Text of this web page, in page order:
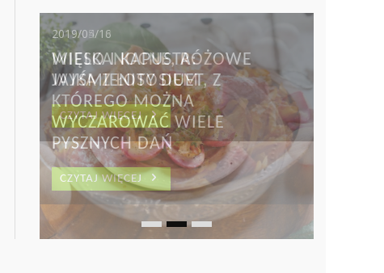
2019/04/18
WIELKANOCNE, RÓŻOWE
JAJKA Z ŁOSOSIEM
CZYTAJ WIĘCEJ